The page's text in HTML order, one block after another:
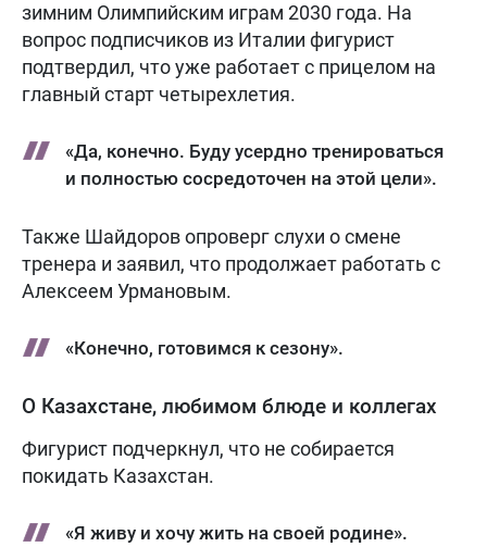
зимним Олимпийским играм 2030 года. На
вопрос подписчиков из Италии фигурист
подтвердил, что уже работает с прицелом на
главный старт четырехлетия.
«Да, конечно. Буду усердно тренироваться
и полностью сосредоточен на этой цели».
Также Шайдоров опроверг слухи о смене
тренера и заявил, что продолжает работать с
Алексеем Урмановым.
«Конечно, готовимся к сезону».
О Казахстане, любимом блюде и коллегах
Фигурист подчеркнул, что не собирается
покидать Казахстан.
«Я живу и хочу жить на своей родине».